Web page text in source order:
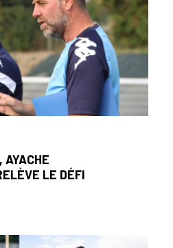
AYACHE
LE DÉFI